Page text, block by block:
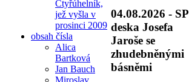
Čtyřúhelník,
jež vyšla v
prosinci 2009
obsah čísla
Alica
Bartková
Jan Bauch
Miroslav
04.08.2026 - SP
deska Josefa
Jaroše se
zhudebněnými
básněmi